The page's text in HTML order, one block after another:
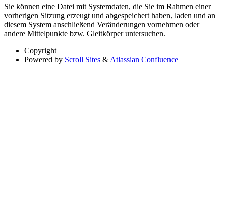
​Sie können eine Datei mit Systemdaten, die Sie im Rahmen einer
vorherigen Sitzung erzeugt und abgespeichert haben, laden und an
diesem System anschließend Veränderungen vornehmen oder
andere Mittelpunkte bzw. Gleitkörper untersuchen.
Copyright
Powered by Scroll Sites & Atlassian Confluence